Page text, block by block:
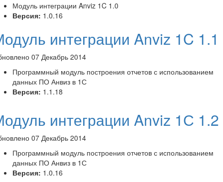
Модуль интеграции Anviz 1C 1.0
Версия: 1.0.16
интеграции Anviz 1C 1.1
07 Декабрь 2014
Программный модуль построения отчетов с использованием
данных ПО Анвиз в 1С
Версия: 1.1.18
интеграции Anviz 1С 1.2
07 Декабрь 2014
Программный модуль построения отчетов с использованием
данных ПО Анвиз в 1С
Версия: 1.0.16